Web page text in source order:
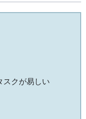
スクが易しい